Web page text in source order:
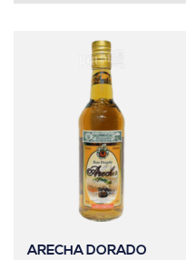
ARECHA DORADO